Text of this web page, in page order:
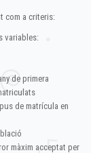
com a criteris:
variables:
de primera
de matrícula en
màxim acceptat per